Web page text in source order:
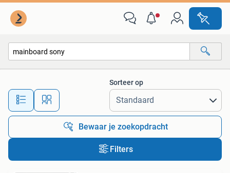
Alle afstanden…
Sorteer op
Bewaar je zoekopdracht
Filters